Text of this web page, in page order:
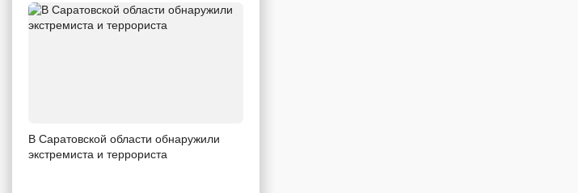
В Саратовской области обнаружили
экстремиста и террориста